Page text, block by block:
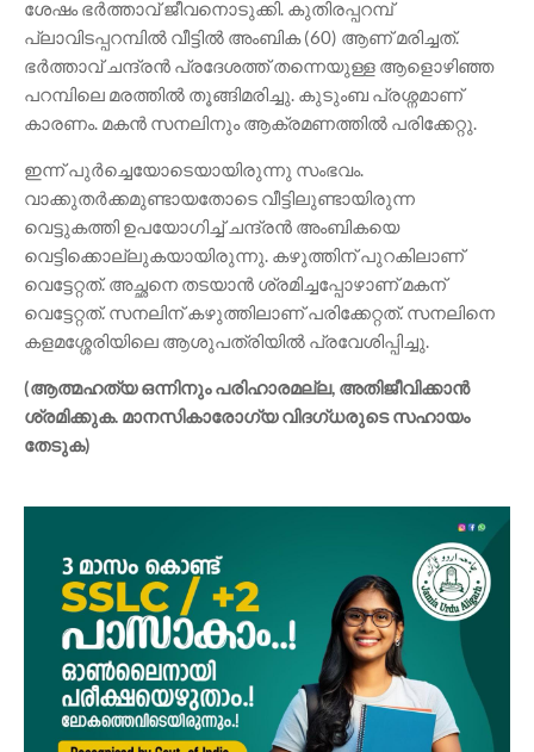
ശേഷം ഭർത്താവ് ജീവനൊടുക്കി. കുതിരപ്പറമ്പ്
പ്ലാവിടപ്പറമ്പിൽ വീട്ടിൽ അംബിക (60) ആണ് മരിച്ചത്.
ഭർത്താവ് ചന്ദ്രൻ പ്രദേശത്ത് തന്നെയുള്ള ആളൊഴിഞ്ഞ
പറമ്പിലെ മരത്തിൽ തൂങ്ങിമരിച്ചു. കുടുംബ പ്രശ്നമാണ്
കാരണം. മകൻ സനലിനും ആക്രമണത്തിൽ പരിക്കേറ്റു.
ഇന്ന് പുർച്ചെയോടെയായിരുന്നു സംഭവം.
വാക്കുതർക്കമുണ്ടായതോടെ വീട്ടിലുണ്ടായിരുന്ന
വെട്ടുകത്തി ഉപയോഗിച്ച് ചന്ദ്രൻ അംബികയെ
വെട്ടിക്കൊല്ലുകയായിരുന്നു. കഴുത്തിന് പുറകിലാണ്
വെട്ടേറ്റത്. അച്ഛനെ തടയാൻ ശ്രമിച്ചപ്പോഴാണ് മകന്
വെട്ടേറ്റത്. സനലിന് കഴുത്തിലാണ് പരിക്കേറ്റത്. സനലിനെ
കളമശ്ശേരിയിലെ ആശുപത്രിയിൽ പ്രവേശിപ്പിച്ചു.
(ആത്മഹത്യ ഒന്നിനും പരിഹാരമല്ല, അതിജീവിക്കാൻ
ശ്രമിക്കുക. മാനസികാരോഗ്യ വിദഗ്‌ധരുടെ സഹായം
തേടുക)